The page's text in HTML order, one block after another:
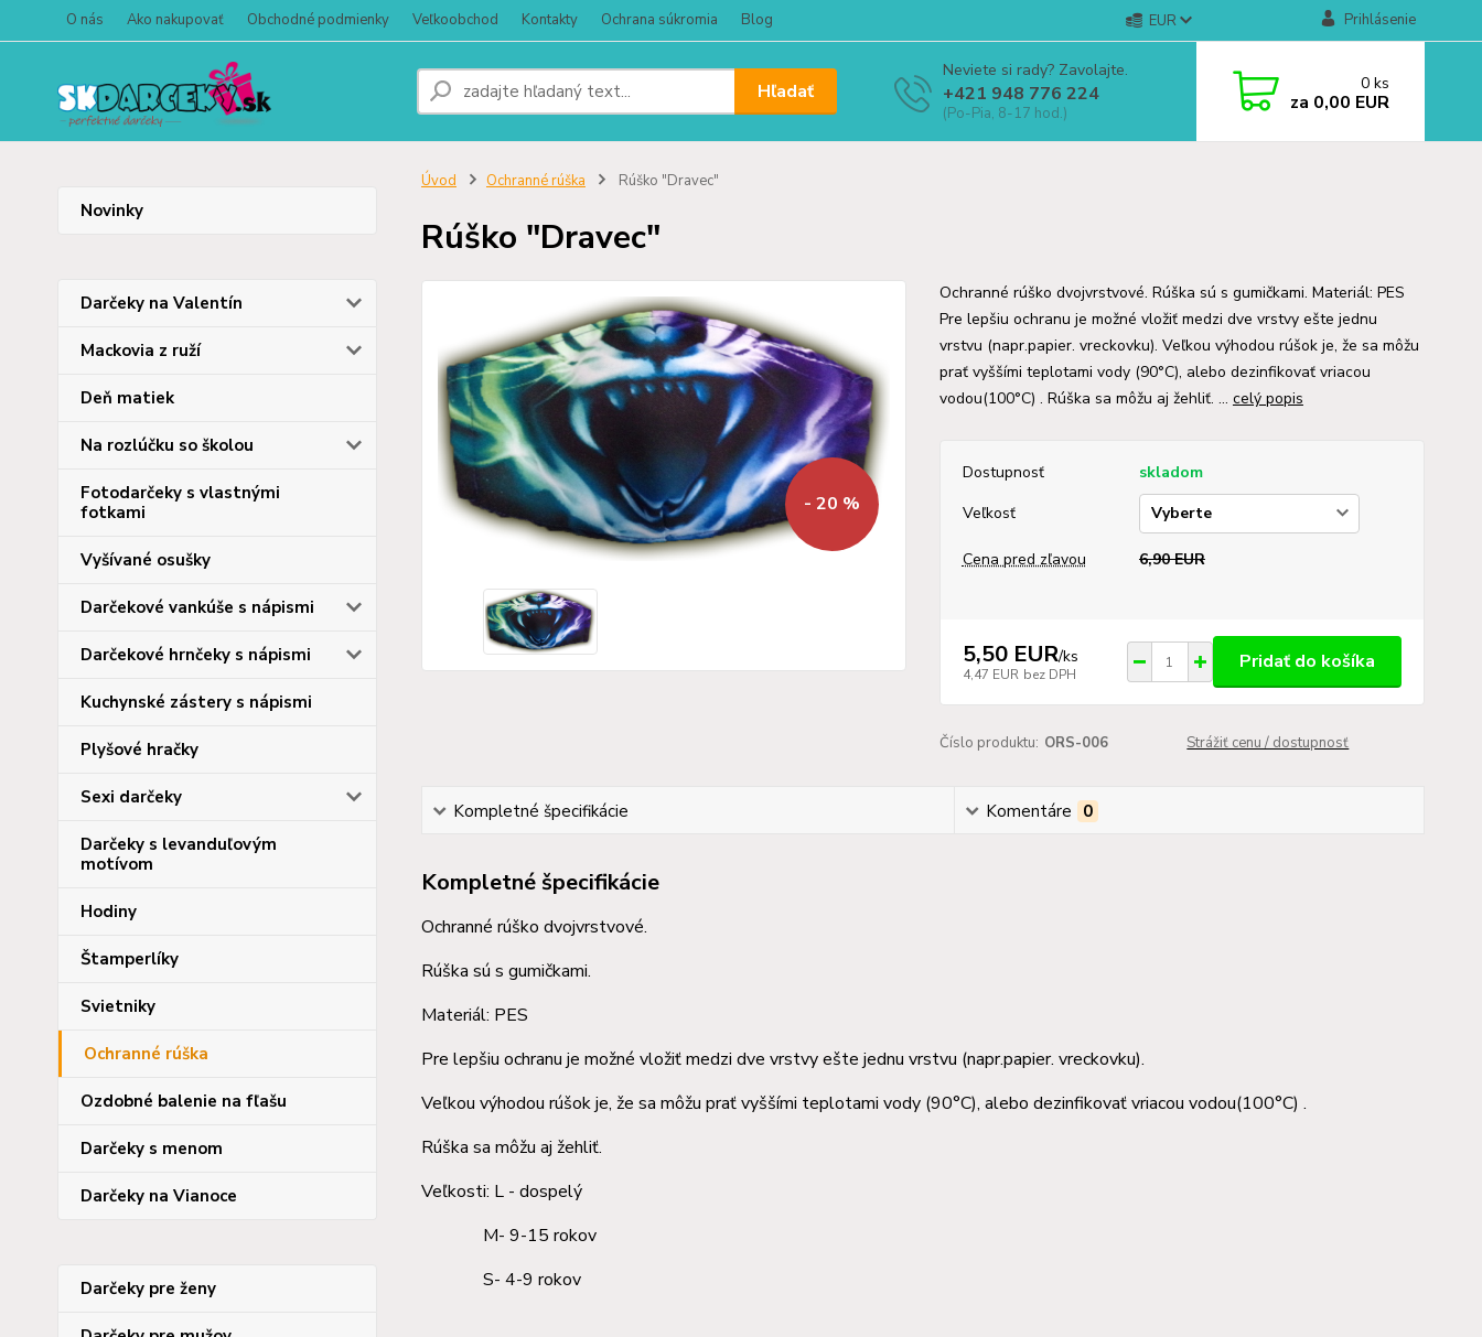
O nás Ako nakupovať Obchodné podmienky Veľkoobchod Kontakty Ochrana súkromia Blog EUR Prihlásenie
Hľadať
Neviete si rady? Zavolajte.
+421 948 776 224
(Po-Pia, 8-17 hod.)
0 ks
za 0,00 EUR
Novinky
Darčeky na Valentín
Mackovia z ruží
Deň matiek
Na rozlúčku so školou
Fotodarčeky s vlastnými
fotkami
Vyšívané osušky
Darčekové vankúše s nápismi
Darčekové hrnčeky s nápismi
Kuchynské zástery s nápismi
Plyšové hračky
Sexi darčeky
Darčeky s levanduľovým
motívom
Hodiny
Štamperlíky
Svietniky
Ochranné rúška
Ozdobné balenie na fľašu
Darčeky s menom
Darčeky na Vianoce
Darčeky pre ženy
Úvod Ochranné rúška Rúško "Dravec"
Rúško "Dravec"
- 20 %
Ochranné rúško dvojvrstvové. Rúška sú s gumičkami. Materiál: PES
Pre lepšiu ochranu je možné vložiť medzi dve vrstvy ešte jednu
vrstvu (napr.papier. vreckovku). Veľkou výhodou rúšok je, že sa môžu
prať vyššími teplotami vody (90°C), alebo dezinfikovať vriacou
vodou(100°C) . Rúška sa môžu aj žehliť. ... celý popis
Dostupnosť
skladom
Veľkosť
Cena pred zľavou 6,90 EUR
5,50 EUR/ks
4,47 EUR bez DPH
Pridať do košíka
Číslo produktu: ORS-006 Strážiť cenu / dostupnosť
Kompletné špecifikácie Komentáre 0
Kompletné špecifikácie
Ochranné rúško dvojvrstvové.
Rúška sú s gumičkami.
Materiál: PES
Pre lepšiu ochranu je možné vložiť medzi dve vrstvy ešte jednu vrstvu (napr.papier. vreckovku).
Veľkou výhodou rúšok je, že sa môžu prať vyššími teplotami vody (90°C), alebo dezinfikovať vriacou vodou(100°C) .
Rúška sa môžu aj žehliť.
Veľkosti: L - dospelý
M- 9-15 rokov
S- 4-9 rokov